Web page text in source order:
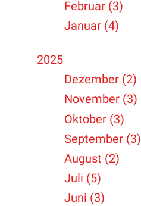
Februar (3)
Januar (4)
2025
Dezember (2)
November (3)
Oktober (3)
September (3)
August (2)
Juli (5)
Juni (3)